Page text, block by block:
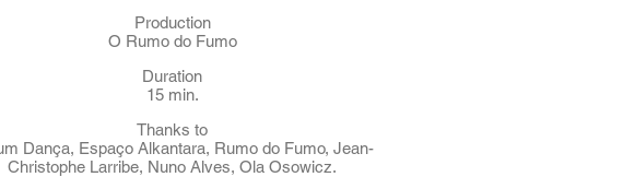
Production
O Rumo do Fumo
Duration
15 min.
Thanks to
Dança, Espaço Alkantara, Rumo do Fumo, Jean-
Christophe Larribe, Nuno Alves, Ola Osowicz.